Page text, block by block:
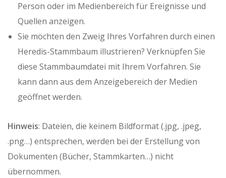
Person oder im Medienbereich für Ereignisse und
Quellen anzeigen.
Sie möchten den Zweig Ihres Vorfahren durch einen
Heredis-Stammbaum illustrieren? Verknüpfen Sie
diese Stammbaumdatei mit Ihrem Vorfahren. Sie
kann dann aus dem Anzeigebereich der Medien
geöffnet werden.
Hinweis: Dateien, die keinem Bildformat (.jpg, .jpeg,
.png…) entsprechen, werden bei der Erstellung von
Dokumenten (Bücher, Stammkarten…) nicht
übernommen.